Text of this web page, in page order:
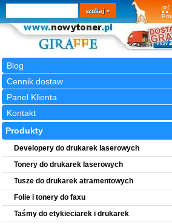
Blog
Cennik dostaw
Panel Klienta
Kontakt
Wyszukiwarka
szukaj
Produkty
Developery do drukarek laserowych
Tonery do drukarek laserowych
Tusze do drukarek atramentowych
Folie i tonery do faxu
Taśmy do etykieciarek i drukarek